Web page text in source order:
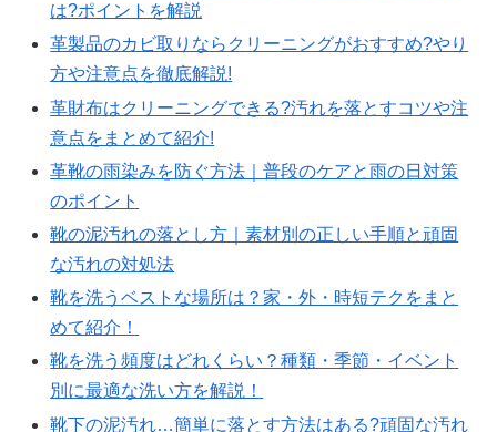
は?ポイントを解説
革製品のカビ取りならクリーニングがおすすめ?やり
方や注意点を徹底解説!
革財布はクリーニングできる?汚れを落とすコツや注
意点をまとめて紹介!
革靴の雨染みを防ぐ方法｜普段のケアと雨の日対策
のポイント
靴の泥汚れの落とし方｜素材別の正しい手順と頑固
な汚れの対処法
靴を洗うベストな場所は？家・外・時短テクをまと
めて紹介！
靴を洗う頻度はどれくらい？種類・季節・イベント
別に最適な洗い方を解説！
靴下の泥汚れ…簡単に落とす方法はある?頑固な汚れ